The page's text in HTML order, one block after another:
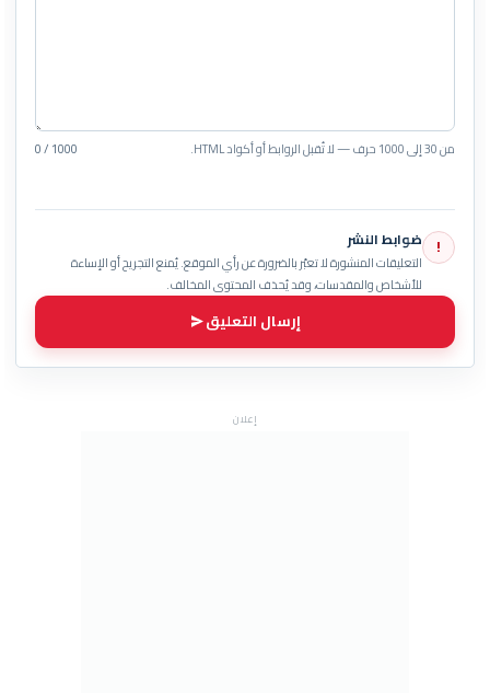
من 30 إلى 1000 حرف — لا تُقبل الروابط أو أكواد HTML. 0 / 1000
! ضوابط النشر
التعليقات المنشورة لا تعبّر بالضرورة عن رأي الموقع. يُمنع التجريح أو الإساءة
للأشخاص والمقدسات، وقد يُحذف المحتوى المخالف.
إرسال التعليق
إعلان